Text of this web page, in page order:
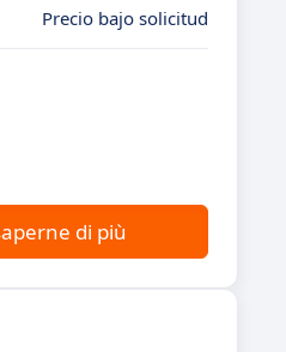
Precio bajo solicitud
di più